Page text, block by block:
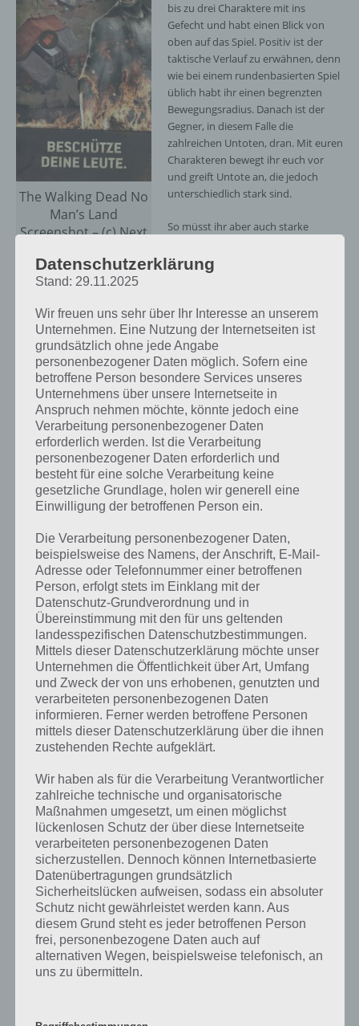
The Walking Dead No
Man’s Land
Screenshot – (c) Next
bis zu drei Charaktere mit ins
Gefecht und habt einen Blick von
oben auf das Spiel. Positiv ist der
taktische Verlauf zu erwähnen, denn
wie bei einem rundenbasierten Spiel
üblich habt ihr einen begrenzten
Bewegungsradius. Danach ist der
Gegner, in diesem Falle die
zahlreichen Untoten, dran. Mit euren
Charakteren bewegt ihr euch vor
und greift Untote an, die jedoch
unterschiedlich stark sind.
So müsst ihr aber auch starke
Man’s Land nutzen oder diese
upgraden, um gegen die
Untoten dran bist werden diese alamiert und greifen dich an. Eine
taktische Möglichkeit wäre ein Wachposten, wo man seine
vorhandene Energie der Runde nicht aufbraucht.
Zusätzlich gibt es Nahkämpfer und Fernkämpfer, sodass diese in die
richtige Position gebracht werden müssen, um maximalen Schaden
anzurichten und selber so wenig Schaden wie möglich zu kassieren.
Allerdings benötigt ihr auch in The Walking Dead No Man’s Land eine
bestimmte Form der Energie. Ist diese aufgebraucht so heißt es
entweder warten oder zur Premiumwährung greifen, die es unter
anderem über einen In-App-Kauf gibt.
Beschütze und erweitere dein Camp
Neben den zahlreichen Missionen rund um den Terminus, das
Gefängnis und anderen Schauplätzen gilt es auch das eigene Camp
auszubauen. Hierbei gibt es den Rat, welcher neue und mehr
Gebäude ermöglicht. Unter anderem musst du eine Farm bauen und
Häuser, um so an die zwei Ressourcen im Spiel zu gelangen, auch
wenn man mal nicht in The Walking Dead No Man’s Land aktiv ist.
Weiterhin kann man hier neue Charaktere für sein Team holen,
wobei die Anzahl begrenzt ist. Dann muss man sich entscheiden, ob
man diese ziehen lassen will oder einen anderen Charakter
wegschickt. Außerdem kann man diese gegen die Ressource
mehr Verteidigung haben.
Außerdem kann man sich mit anderen Spielern verbinden und so
wöchentliche Herausforderungen zusammen meistern.
Gameplay Video zu The Walking Dead No
Man’s Land
Damit du dir ein besseres Bild von The Walking Dead No Man’s Land
machen kannst, haben wir nachfolgend ein Gameplay Video zum
Spiel parat. Dieses stammt von einem englischsprachigen YouTube
Datenschutzerklärung
Stand: 29.11.2025
Wir freuen uns sehr über Ihr Interesse an unserem
Unternehmen. Eine Nutzung der Internetseiten ist
grundsätzlich ohne jede Angabe
personenbezogener Daten möglich. Sofern eine
betroffene Person besondere Services unseres
Unternehmens über unsere Internetseite in
Anspruch nehmen möchte, könnte jedoch eine
Verarbeitung personenbezogener Daten
erforderlich werden. Ist die Verarbeitung
personenbezogener Daten erforderlich und
besteht für eine solche Verarbeitung keine
gesetzliche Grundlage, holen wir generell eine
Einwilligung der betroffenen Person ein.
Die Verarbeitung personenbezogener Daten,
beispielsweise des Namens, der Anschrift, E-Mail-
Adresse oder Telefonnummer einer betroffenen
Person, erfolgt stets im Einklang mit der
Datenschutz-Grundverordnung und in
Übereinstimmung mit den für uns geltenden
landesspezifischen Datenschutzbestimmungen.
Mittels dieser Datenschutzerklärung möchte unser
Unternehmen die Öffentlichkeit über Art, Umfang
und Zweck der von uns erhobenen, genutzten und
verarbeiteten personenbezogenen Daten
informieren. Ferner werden betroffene Personen
mittels dieser Datenschutzerklärung über die ihnen
zustehenden Rechte aufgeklärt.
Wir haben als für die Verarbeitung Verantwortlicher
zahlreiche technische und organisatorische
Maßnahmen umgesetzt, um einen möglichst
lückenlosen Schutz der über diese Internetseite
verarbeiteten personenbezogenen Daten
sicherzustellen. Dennoch können Internetbasierte
Datenübertragungen grundsätzlich
Sicherheitslücken aufweisen, sodass ein absoluter
Schutz nicht gewährleistet werden kann. Aus
diesem Grund steht es jeder betroffenen Person
frei, personenbezogene Daten auch auf
alternativen Wegen, beispielsweise telefonisch, an
uns zu übermitteln.